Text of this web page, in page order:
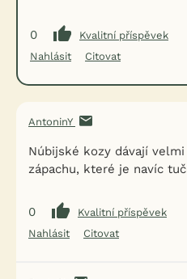
0
Kvalitní příspěvek
Nahlásit
Citovat
AntoninY
Núbijské kozy dávají
zápachu, které je navíc
0
Kvalitní příspěvek
Nahlásit
Citovat